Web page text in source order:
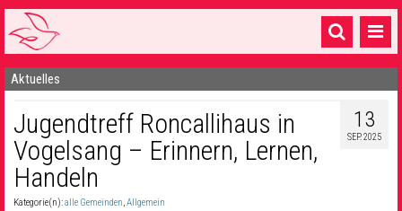
Startseite
1 Pfarrei
16 Gemeinden & mehr
Gottesdienste & Sinnsuche
Aktuelles
13
SEP. 2025
Jugendtreff Roncallihaus in
Vogelsang – Erinnern, Lernen,
Handeln
Kategorie(n):alle Gemeinden,Allgemein